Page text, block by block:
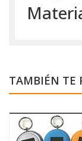
TAMBIÉN TE